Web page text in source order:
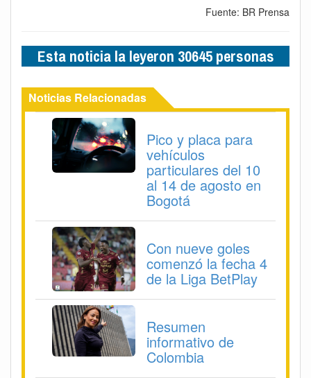
Fuente: BR Prensa
Esta noticia la leyeron 30645 personas
Noticias Relacionadas
Pico y placa para
vehículos
particulares del 10
al 14 de agosto en
Bogotá
Con nueve goles
comenzó la fecha 4
de la Liga BetPlay
Resumen
informativo de
Colombia